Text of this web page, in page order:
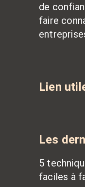
de
faire
Lien
Les
5
faciles à